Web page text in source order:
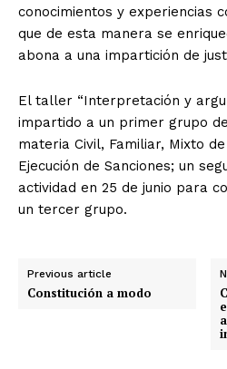
conocimientos y experiencias
que de esta manera se
abona a una impartición de
El taller “Interpretación y
impartido a un primer grupo
materia Civil, Familiar, Mixto
Ejecución de Sanciones; un
actividad en 25 de junio para
un tercer grupo.
Previous article
Constitución a modo